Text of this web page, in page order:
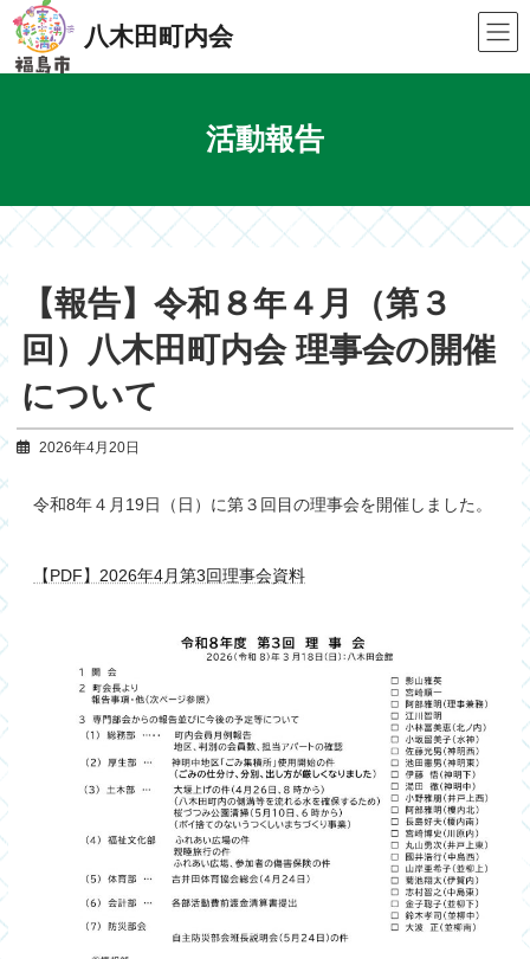
Skip
to
the
content
Skip
to
the
Navigation
八木田町内会
活動報告
【報告】令和８年４月（第３
回）八木田町内会 理事会の開催
について
2026年4月20日
令和8年４月19日（日）に第３回目の理事会を開催しました。
【PDF】2026年4月第3回理事会資料